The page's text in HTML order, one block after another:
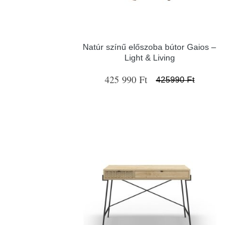
Natúr színű előszoba bútor Gaios –
Light & Living
425 990 Ft 425990 Ft